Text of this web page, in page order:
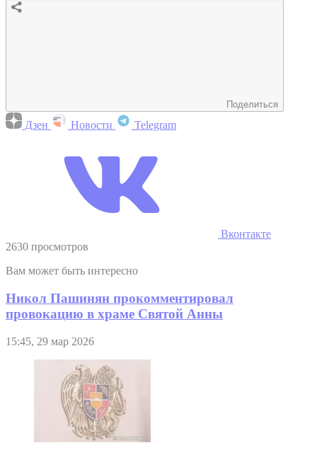
Поделиться
Дзен Новости Telegram
Вконтакте
2630 просмотров
Вам может быть интересно
Никол Пашинян прокомментировал
провокацию в храме Святой Анны
15:45, 29 мар 2026